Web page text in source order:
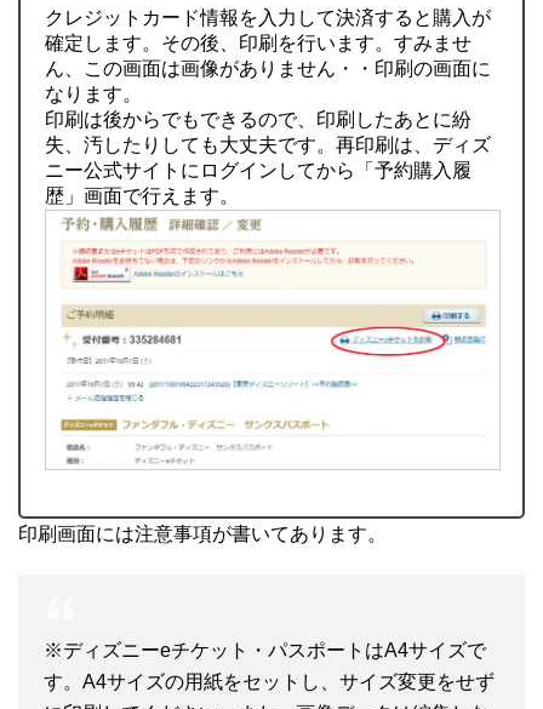
クレジットカード情報を入力して決済すると購入が
確定します。その後、印刷を行います。すみませ
ん、この画面は画像がありません・・印刷の画面に
なります。
印刷は後からでもできるので、印刷したあとに紛
失、汚したりしても大丈夫です。再印刷は、ディズ
ニー公式サイトにログインしてから「予約購入履
歴」画面で行えます。
印刷画面には注意事項が書いてあります。
※ディズニーeチケット・パスポートはA4サイズで
す。A4サイズの用紙をセットし、サイズ変更をせず